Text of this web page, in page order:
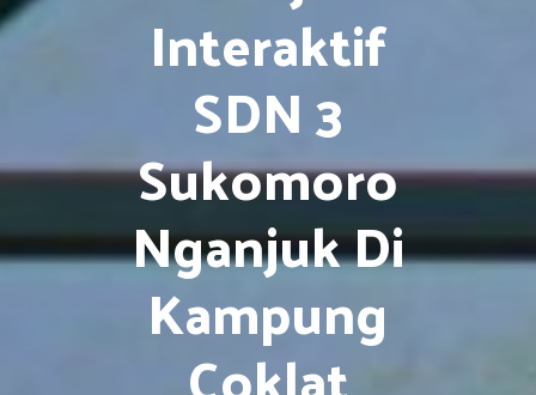
Interaktif
SDN 3
Sukomoro
Nganjuk Di
Kampung